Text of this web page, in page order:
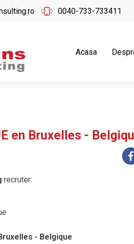
0040-733-733411
Acasa
en Bruxelles -
recruter:
- Belgique